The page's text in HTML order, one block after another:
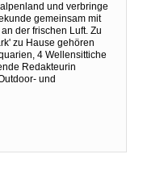
und verbringe
gemeinsam mit
der frischen Luft. Zu
zu Hause gehören
4 Wellensittiche
Redakteurin
und